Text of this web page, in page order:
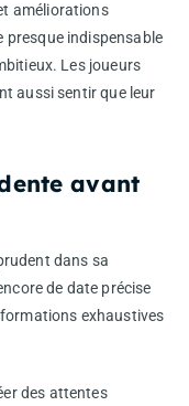
améliorations
presque indispensable
Les joueurs
aussi sentir que leur
avant
dans sa
de date précise
exhaustives
des attentes